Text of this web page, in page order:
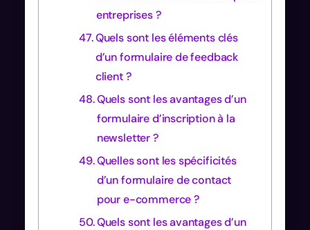
entreprises ?
Quels sont les éléments clés
d’un formulaire de feedback
client ?
Quels sont les avantages d’un
formulaire d’inscription à la
newsletter ?
Quelles sont les spécificités
d’un formulaire de contact
pour e-commerce ?
Quels sont les avantages d’un